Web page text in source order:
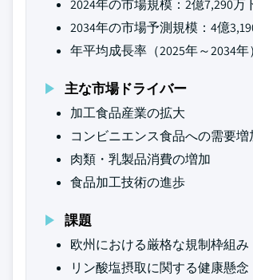
2024年の市場規模：2億7,290万
2034年の市場予測規模：4億
年平均成長率（2025年～2034年
主な市場ドライバー
加工食品産業の拡大
コンビニエンス食品への需要増
肉類・乳製品消費の増加
食品加工技術の進歩
課題
欧州における厳格な規制枠組み
リン酸塩摂取に関する健康懸念